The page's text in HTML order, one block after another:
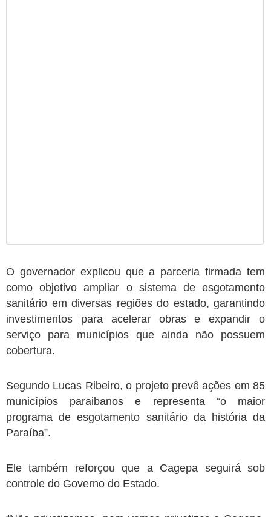
O governador explicou que a parceria firmada tem
como objetivo ampliar o sistema de esgotamento
sanitário em diversas regiões do estado, garantindo
investimentos para acelerar obras e expandir o
serviço para municípios que ainda não possuem
cobertura.
Segundo Lucas Ribeiro, o projeto prevê ações em 85
municípios paraibanos e representa “o maior
programa de esgotamento sanitário da história da
Paraíba”.
Ele também reforçou que a Cagepa seguirá sob
controle do Governo do Estado.